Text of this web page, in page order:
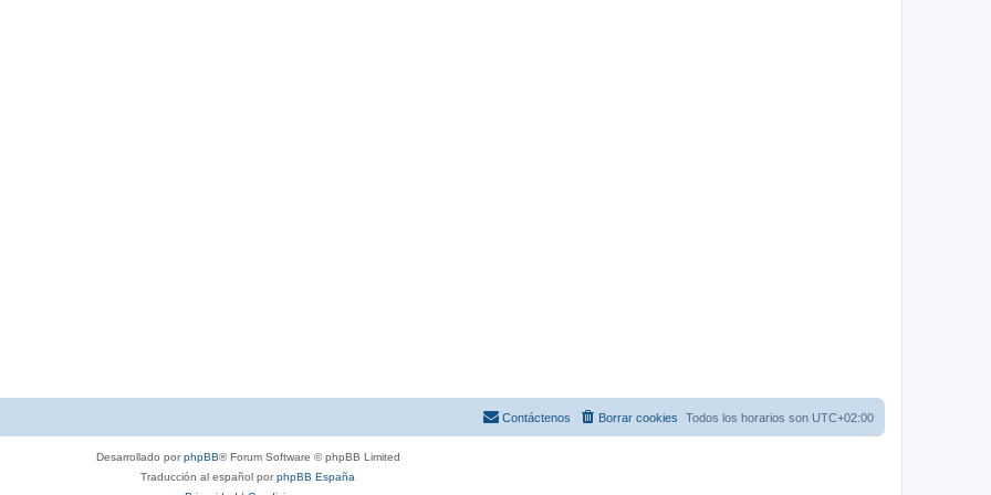
Todos los horarios son UTC+02:00
Borrar cookies
Contáctenos
Desarrollado porphpBB® Forum Software © phpBB Limited
Traducción al español porphpBB España